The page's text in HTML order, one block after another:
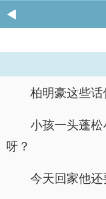
柏明豪这些话
小孩一头蓬
呀？
今天回家他还